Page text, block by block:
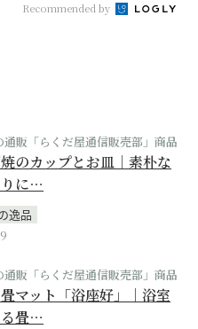
Recommended by
通販「らくだ屋通信販売部」商品
のカップとお皿｜素朴な
に…
逸品
通販「らくだ屋通信販売部」商品
マット「浴座好」｜浴室
畳…